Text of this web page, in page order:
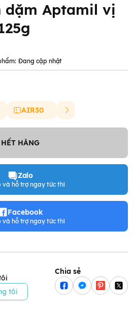
dặm Aptamil vị
Đang cập nhật
AIR30
HẾT HÀNG
Zalo
và hỗ trợ ngay tức thì
Facebook
và hỗ trợ ngay tức thì
tôi
Chia sẻ